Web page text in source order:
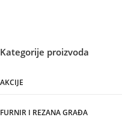
Kategorije proizvoda
AKCIJE
FURNIR I REZANA GRAĐA